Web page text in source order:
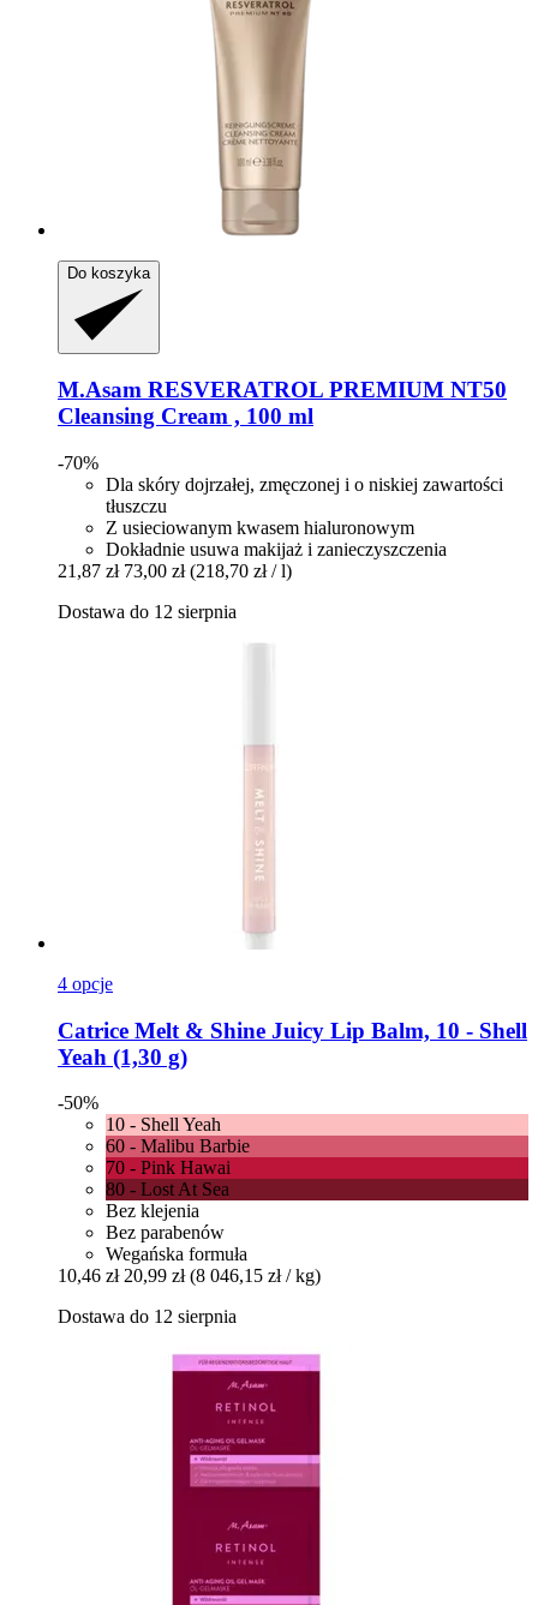
Do koszyka
M.Asam RESVERATROL PREMIUM NT50
Cleansing Cream , 100 ml
-70%
Dla skóry dojrzałej, zmęczonej i o niskiej zawartości
tłuszczu
Z usieciowanym kwasem hialuronowym
Dokładnie usuwa makijaż i zanieczyszczenia
21,87 zł 73,00 zł (218,70 zł / l)
Dostawa do 12 sierpnia
4 opcje
Catrice Melt & Shine Juicy Lip Balm, 10 -​ Shell
Yeah (1,30 g)
-50%
10 - Shell Yeah
60 - Malibu Barbie
70 - Pink Hawai
80 - Lost At Sea
Bez klejenia
Bez parabenów
Wegańska formuła
10,46 zł 20,99 zł (8 046,15 zł / kg)
Dostawa do 12 sierpnia